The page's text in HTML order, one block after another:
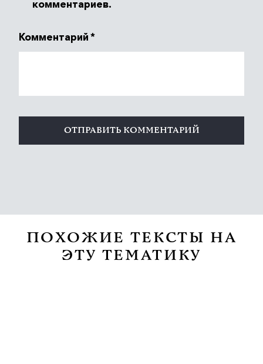
комментариев.
Комментарий *
ПОХОЖИЕ ТЕКСТЫ НА
ЭТУ ТЕМАТИКУ